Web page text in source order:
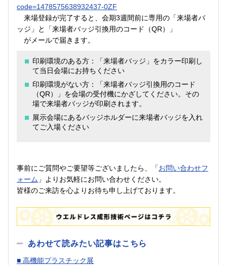
code=1478575638932437-0ZF
来場登録が完了すると、会期3週間前に専用の「来場者バ
ッジ」と「来場者バッジ引換用のコード（QR）」
がメールで届きます。
印刷環境のある方：「来場者バッジ」をカラー印刷し
て当日会場にお持ちください
印刷環境がない方：「来場者バッジ引換用のコード
（QR）」を会場の受付機にかざしてください。その
場で来場者バッジが印刷されます。
展示会場にあるバッジホルダーに来場者バッジを入れ
てご入場ください
事前にご質問やご要望等ございましたら、「お問い合わせフ
ォーム 」よりお気軽にお問い合わせください。
皆様のご来訪を心よりお待ち申し上げております。
あわせて読みたい記事はこちら
■ 高機能プラスチック展